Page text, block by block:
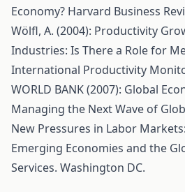
Economy? Harvard Business
Wölfl, A. (2004): Productivity
Industries: Is There a Role for
International Productivity
WORLD BANK (2007): Global
Managing the Next Wave of
New Pressures in Labor
Emerging Economies and the
Services. Washington DC.